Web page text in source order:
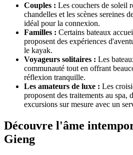
Couples : Les couchers de soleil
chandelles et les scènes sereines
idéal pour la connexion.
Familles : Certains bateaux
proposent des expériences
le kayak.
Voyageurs solitaires : Les
communauté tout en offrant
réflexion tranquille.
Les amateurs de luxe : Les
proposent des traitements au spa,
excursions sur mesure avec un
Découvre l'âme
Gieng